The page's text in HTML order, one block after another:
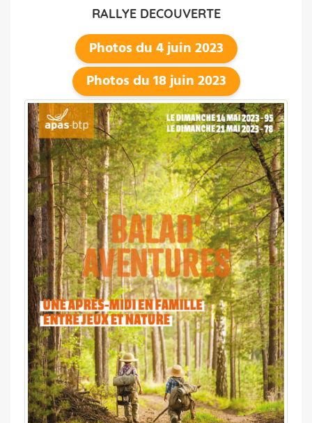
RALLYE DECOUVERTE
Photos du 4 juin 2023
Photos du 18 juin 2023